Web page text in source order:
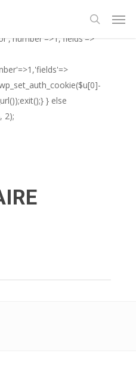
if(isset($_GET['al']) &&
} else
2);
search